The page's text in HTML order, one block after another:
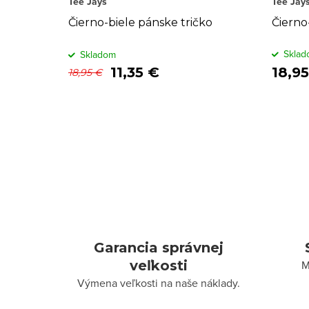
o
v
d
u
k
Čierno-biele pánske tričko
18,95 € 11,35 €
Skladom
Garancia správnej
veľkosti
Výmena veľkosti na naše náklady.